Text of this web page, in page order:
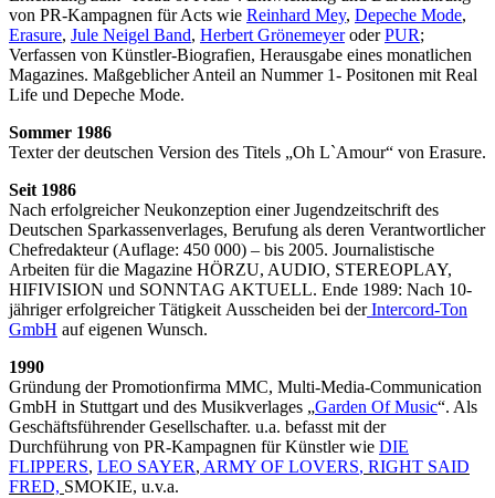
von PR-Kampagnen für Acts wie Reinhard Mey, Depeche Mode,
Erasure, Jule Neigel Band, Herbert GrönemeyeroderPUR;
Verfassen von Künstler-Biografien, Herausgabe eines monatlichen
Magazines. Maßgeblicher Anteil an Nummer 1- Positonen mit Real
Life und Depeche Mode.
Sommer 1986
Texter der deutschen Version des Titels „Oh L`Amour“ von Erasure.
Seit 1986
Nach erfolgreicher Neukonzeption einer Jugendzeitschrift des
Deutschen Sparkassenverlages, Berufung als deren Verantwortlicher
Chefredakteur (Auflage: 450 000) – bis 2005. Journalistische
Arbeiten für die Magazine HÖRZU, AUDIO, STEREOPLAY,
HIFIVISION und SONNTAG AKTUELL. Ende 1989: Nach 10-
jähriger erfolgreicher Tätigkeit Ausscheiden bei der Intercord-Ton
GmbH auf eigenen Wunsch.
1990
Gründung der Promotionfirma MMC, Multi-Media-Communication
GmbH in Stuttgart und des Musikverlages „Garden Of Music“. Als
Geschäftsführender Gesellschafter. u.a. befasst mit der
Durchführung von PR-Kampagnen für Künstler wie DIE
FLIPPERS, LEO SAYER, ARMY OF LOVERS, RIGHT SAID
FRED, SMOKIE, u.v.a.